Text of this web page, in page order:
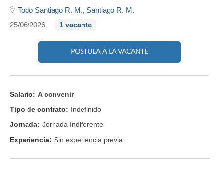
Todo Santiago R. M., Santiago R. M.
25/06/2026
1 vacante
POSTULA A LA VACANTE
Salario: A convenir
Tipo de contrato: Indefinido
Jornada: Jornada Indiferente
Experiencia: Sin experiencia previa